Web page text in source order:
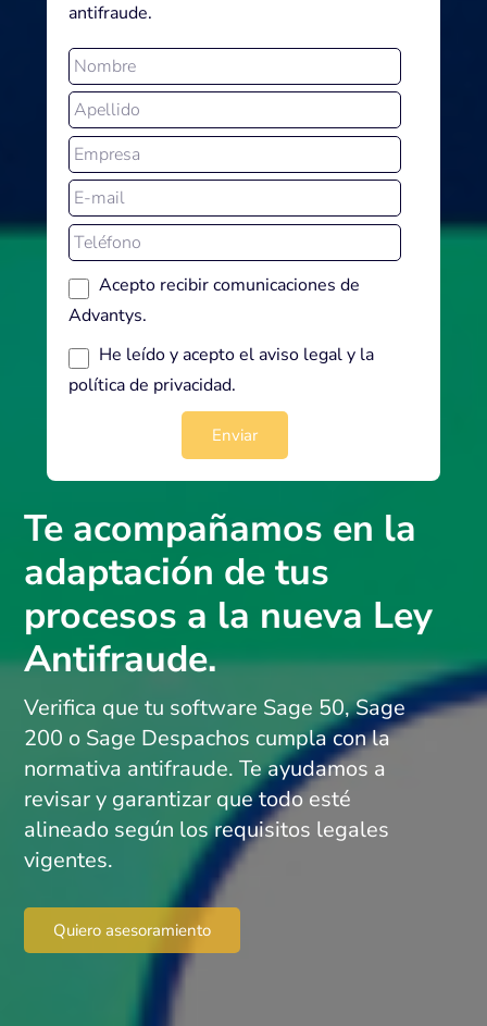
Te acompañamos en la
adaptación de tus
procesos a la nueva Ley
Antifraude.
Verifica que tu software Sage 50, Sage
200 o Sage Despachos cumpla con la
normativa antifraude. Te ayudamos a
revisar y garantizar que todo esté
alineado según los requisitos legales
vigentes.
Quiero asesoramiento
antifraude.
Acepto recibir comunicaciones de
Advantys.
He leído y acepto elaviso legaly la
política de privacidad.